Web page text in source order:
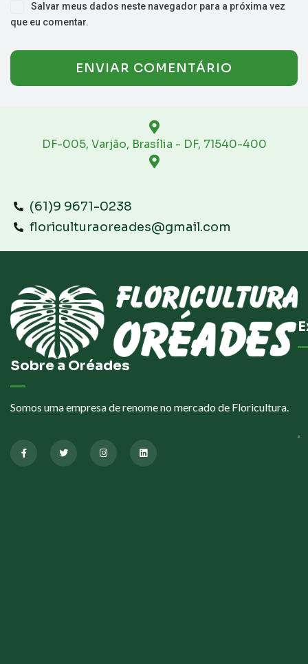
Salvar meus dados neste navegador para a próxima vez
que eu comentar.
DF-005, Varjão, Brasília - DF, 71540-400
(61)9 9671-0238
floriculturaoreades@gmail.com
Sobre a Oréades
Somos uma empresa de renome no mercado de Floricultura.